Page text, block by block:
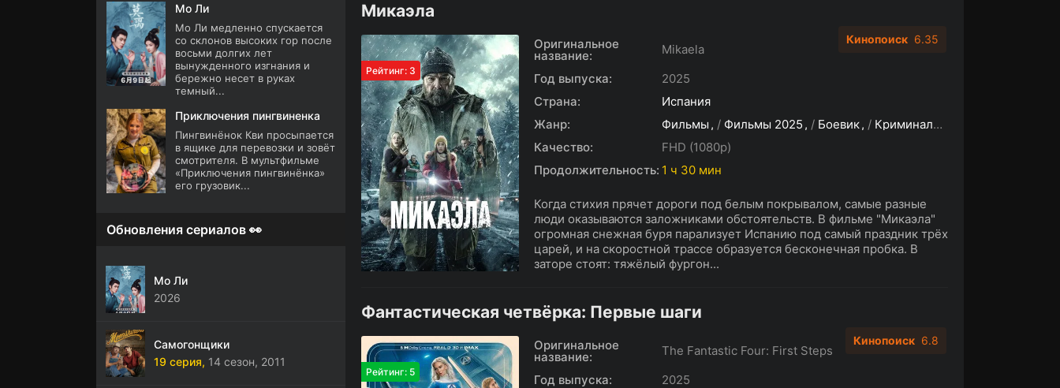
Микаэла
Рейтинг: 3
Оригинальное
название:
Mikaela
Год выпуска:
2025
Страна:
Испания
Жанр:
Фильмы / Фильмы 2025 / Боевик / Криминал /
Качество:
FHD (1080p)
Продолжительность: 1 ч 30 мин
Когда стихия прячет дороги под белым покрывалом, самые разные
люди оказываются заложниками обстоятельств. В фильме "Микаэла"
огромная снежная буря парализует Испанию под самый праздник трёх
царей, и на скоростной трассе образуется бесконечная пробка. В
заторе стоят: тяжёлый фургон...
Кинопоиск 6.35
Фантастическая четвёрка: Первые шаги
Рейтинг: 5
Оригинальное
название:
The Fantastic Four: First Steps
Год выпуска:
2025
Кинопоиск 6.8
Мо Ли
Мо Ли медленно спускается
со склонов высоких гор после
восьми долгих лет
вынужденного изгнания и
бережно несет в руках
темный...
Приключения пингвиненка
Пингвинёнок Кви просыпается
в ящике для перевозки и зовёт
смотрителя. В мультфильме
«Приключения пингвинёнка»
его грузовик...
Обновления сериалов 👀
Мо Ли
2026
Самогонщики
19 серия, 14 сезон, 2011